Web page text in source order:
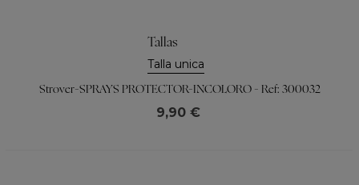
Tallas
Talla unica
Strover-SPRAYS PROTECTOR-INCOLORO - Ref: 300032
9,90 €